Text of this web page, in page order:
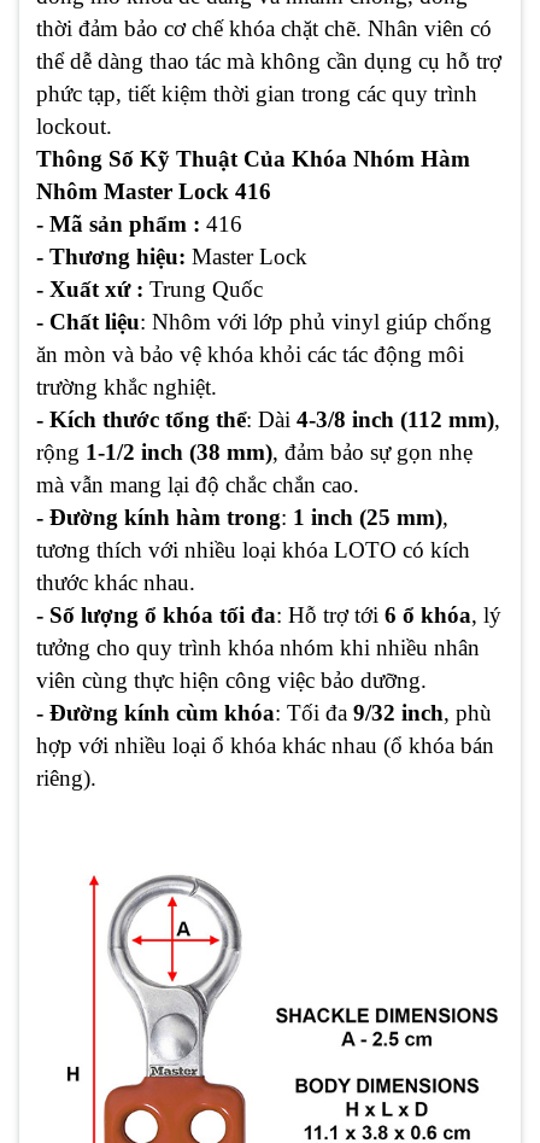
thời đảm bảo cơ chế khóa chặt chẽ. Nhân viên có
thể dễ dàng thao tác mà không cần dụng cụ hỗ trợ
phức tạp, tiết kiệm thời gian trong các quy trình
lockout.
Thông Số Kỹ Thuật Của Khóa Nhóm Hàm
Nhôm Master Lock 416
- Mã sản phẩm : 416
- Thương hiệu: Master Lock
- Xuất xứ : Trung Quốc
- Chất liệu: Nhôm với lớp phủ vinyl giúp chống
ăn mòn và bảo vệ khóa khỏi các tác động môi
trường khắc nghiệt.
- Kích thước tổng thể: Dài 4-3/8 inch (112 mm),
rộng 1-1/2 inch (38 mm), đảm bảo sự gọn nhẹ
mà vẫn mang lại độ chắc chắn cao.
- Đường kính hàm trong: 1 inch (25 mm),
tương thích với nhiều loại khóa LOTO có kích
thước khác nhau.
- Số lượng ổ khóa tối đa: Hỗ trợ tới 6 ổ khóa, lý
tưởng cho quy trình khóa nhóm khi nhiều nhân
viên cùng thực hiện công việc bảo dưỡng.
- Đường kính cùm khóa: Tối đa 9/32 inch, phù
hợp với nhiều loại ổ khóa khác nhau (ổ khóa bán
riêng).